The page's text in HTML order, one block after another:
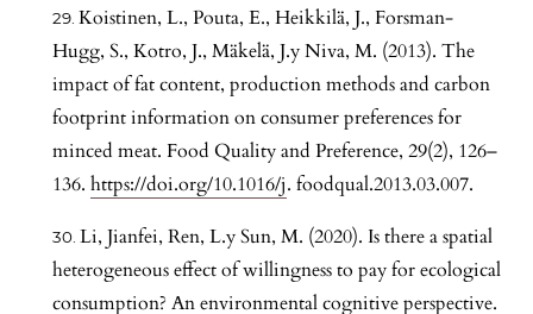
Koistinen, L., Pouta, E., Heikkilä, J., Forsman-
Hugg, S., Kotro, J., Mäkelä, J.y Niva, M. (2013). The
impact of fat content, production methods and carbon
footprint information on consumer preferences for
minced meat. Food Quality and Preference, 29(2), 126–
136. https://doi.org/10.1016/j. foodqual.2013.03.007.
Li, Jianfei, Ren, L.y Sun, M. (2020). Is there a spatial
heterogeneous effect of willingness to pay for ecological
consumption? An environmental cognitive perspective.